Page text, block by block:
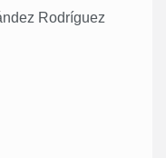
Rodríguez